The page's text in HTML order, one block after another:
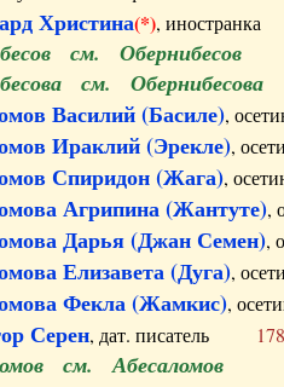
Христина(*),
см. Обернибесов
см. Обернибесова
Василий (Басиле),
Ираклий (Эрекле),
Спиридон (Жага),
Агрипина (Жантуте),
Дарья (Джан Семен),
Елизавета (Дуга),
Фекла (Жамкис),
Серен, дат. писатель
см. Абесаломов